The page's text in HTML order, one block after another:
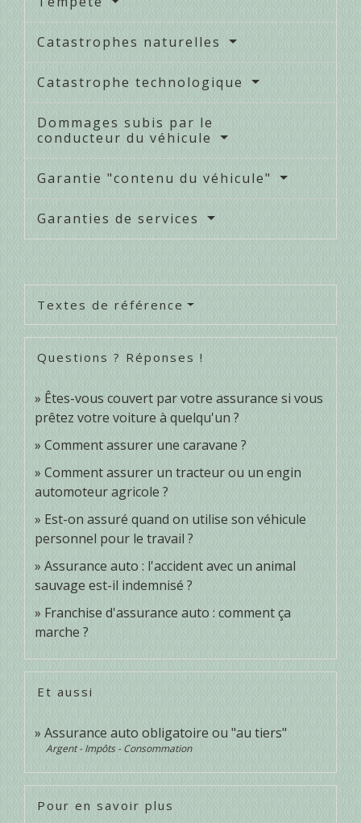
Catastrophes naturelles
Catastrophe technologique
Dommages subis par le
conducteur du véhicule
Garantie "contenu du véhicule"
Garanties de services
Textes de référence
Questions ? Réponses !
Êtes-vous couvert par votre assurance si vous
prêtez votre voiture à quelqu'un ?
Comment assurer une caravane ?
Comment assurer un tracteur ou un engin
automoteur agricole ?
Est-on assuré quand on utilise son véhicule
personnel pour le travail ?
Assurance auto : l'accident avec un animal
sauvage est-il indemnisé ?
Franchise d'assurance auto : comment ça
marche ?
Et aussi
Assurance auto obligatoire ou "au tiers"
Argent - Impôts - Consommation
Pour en savoir plus